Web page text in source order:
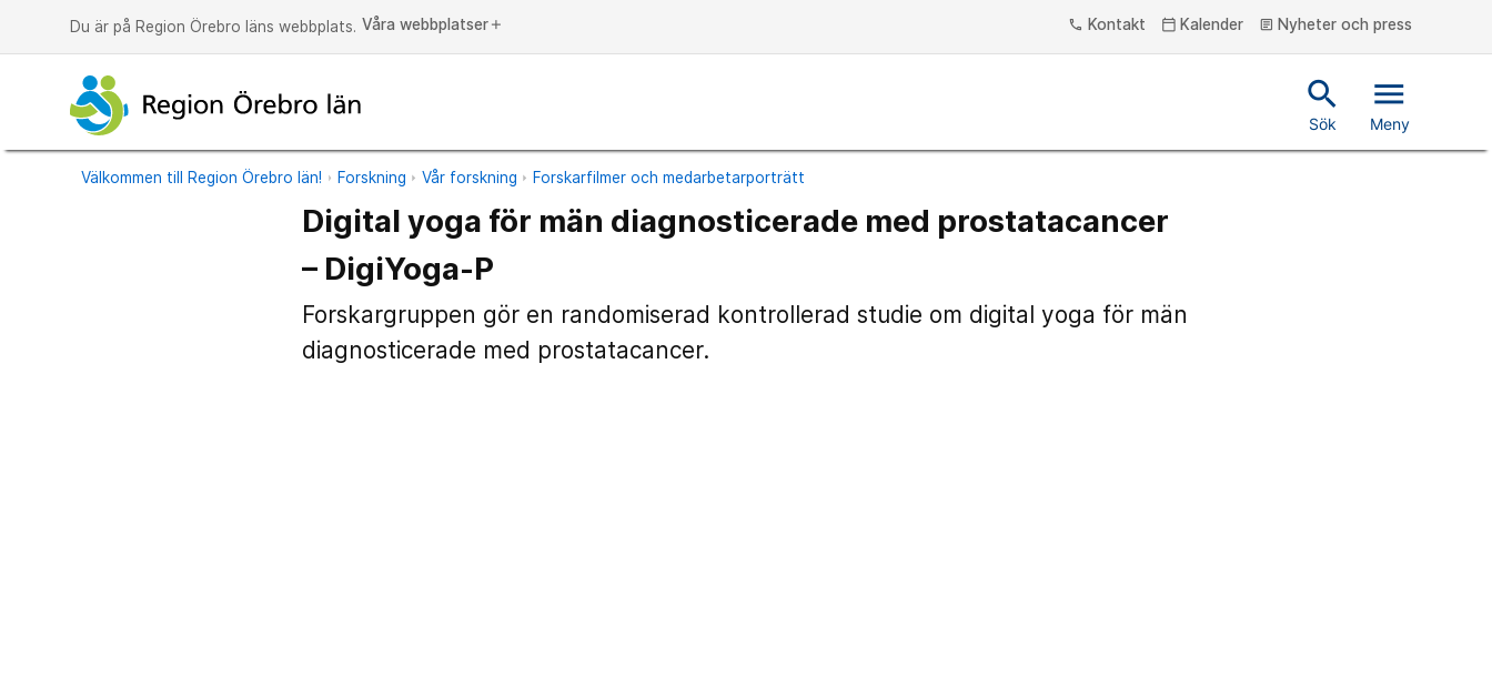
Du är på Region Örebro läns webbplats. Våra webbplatser add phone Kontakt calendar_today Kalender article Nyheter och press
search
Sök
menu
Meny
Välkommen till Region Örebro län! Forskning Vår forskning Forskarfilmer och medarbetarporträtt
Digital yoga för män diagnosticerade med prostatacancer
– DigiYoga-P
Forskargruppen gör en randomiserad kontrollerad studie om digital yoga för män
diagnosticerade med prostatacancer.